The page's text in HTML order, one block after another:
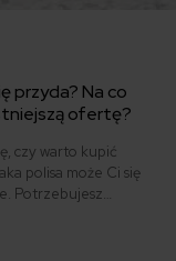
przyda? Na co
ofertę?
czy warto kupić
polisa może Ci się
Potrzebujesz